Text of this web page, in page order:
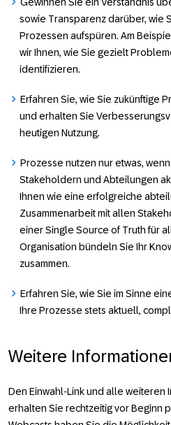
sowie Transparenz darüber, wie
Prozessen aufspüren. Am
wir Ihnen, wie Sie gezielt
identifizieren.
Erfahren Sie, wie Sie zukünftige
und erhalten Sie
heutigen Nutzung.
Prozesse nutzen nur etwas,
Stakeholdern und Abteilungen
Ihnen wie eine erfolgreiche
Zusammenarbeitmit allen
einer Single Source of Truth für
Organisation bündeln Sie Ihr
zusammen.
Erfahren Sie, wie Sie im Sinne
Ihre Prozesse stets aktuell,
Weitere
Den Einwahl-Link und alle weiteren
erhalten Sie rechtzeitig vor Beginn